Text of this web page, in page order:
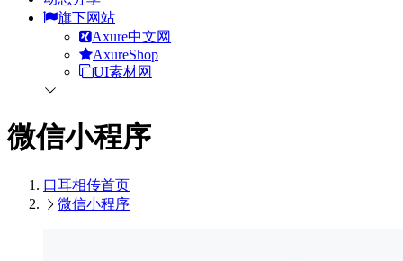
旗下网站
Axure中文网
AxureShop
UI素材网
微信小程序
口耳相传首页
微信小程序